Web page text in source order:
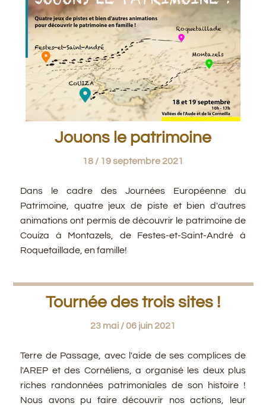
Jouons le patrimoine
18 / 19 septembre 2021
Dans le cadre des Journées Européenne du
Patrimoine, quatre jeux de piste et bien d'autres
animations ont permis de découvrir le patrimoine de
Couiza à Montazels, de Festes-et-Saint-André à
Roquetaillade, en famille!
Tournée des trois sites !
23 mai / 06 juin 2021
Terre de Passage, avec l'aide de ses complices de
l'AREP et des Cornéliens, a organisé les deux plus
riches randonnées patrimoniales de son histoire !
Nous avons pu faire découvrir nos actions, leur